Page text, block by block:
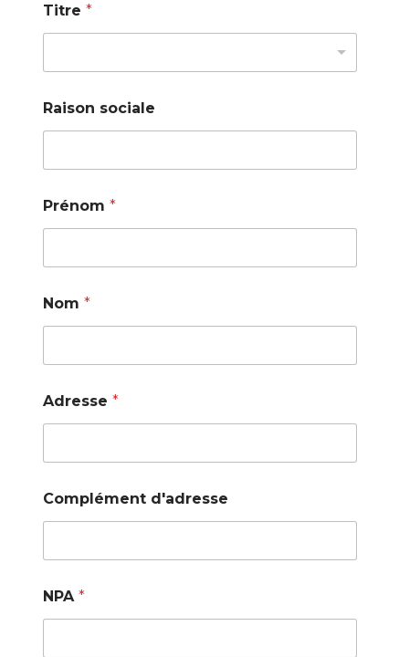
Titre *
Raison sociale
Prénom *
Nom *
Adresse *
Complément d'adresse
NPA *